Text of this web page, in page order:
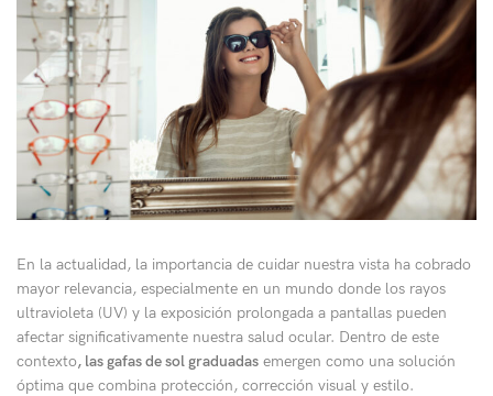
En la actualidad, la importancia de cuidar nuestra vista ha cobrado
mayor relevancia, especialmente en un mundo donde los rayos
ultravioleta (UV) y la exposición prolongada a pantallas pueden
afectar significativamente nuestra salud ocular. Dentro de este
contexto, las gafas de sol graduadas emergen como una solución
óptima que combina protección, corrección visual y estilo.